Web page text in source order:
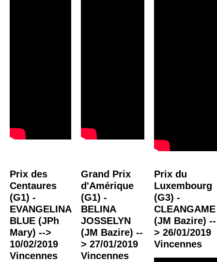
Prix des
Centaures
(G1) -
EVANGELINA
BLUE (JPh
Mary) -->
10/02/2019
Vincennes
Grand Prix
d'Amérique
(G1) -
BELINA
JOSSELYN
(JM Bazire) --
> 27/01/2019
Vincennes
Prix du
Luxembourg
(G3) -
CLEANGAME
(JM Bazire) --
> 26/01/2019
Vincennes